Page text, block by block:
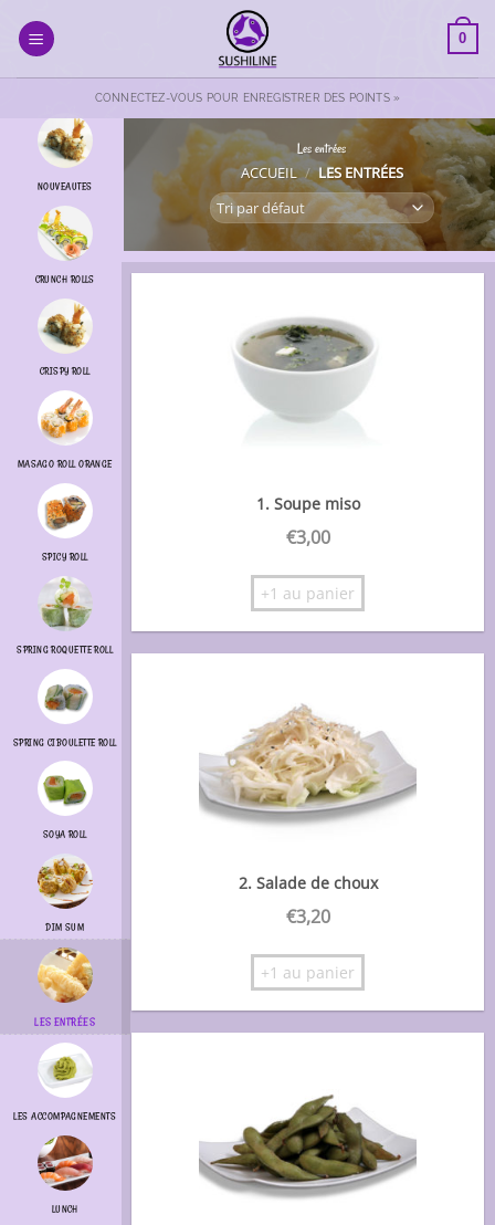
au
0
CONNECTEZ-VOUS POUR ENREGISTRER DES POINTS »
Les entrées
ACCUEIL / LES ENTRÉES
NOUVEAUTES
CRUNCH ROLLS
CRISPY ROLL
MASAGO ROLL ORANGE
SPICY ROLL
SPRING ROQUETTE ROLL
SPRING CIBOULETTE ROLL
SOYA ROLL
DIM SUM
LES ENTRÉES
LES ACCOMPAGNEMENTS
LUNCH
1. Soupe miso
€3,00
+1 au panier
2. Salade de choux
€3,20
+1 au panier